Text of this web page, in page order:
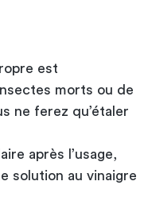
est
morts ou de
ne ferez qu’étaler
après l’usage,
solution au vinaigre